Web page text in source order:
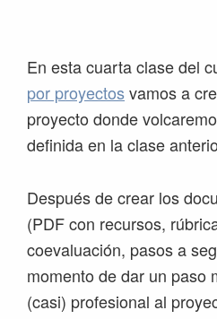
navegación
principal
contenido
principal
barra
lateral
principal
página
En esta cuarta clase del
por proyectos vamos a
proyecto donde
definida en la clase
Después de crear los
(PDF con recursos,
coevaluación, pasos a
momento de dar un paso
(casi) profesional al